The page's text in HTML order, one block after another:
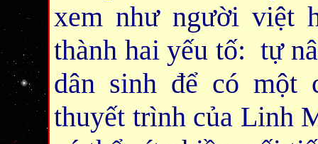
xem như người việt
thành hai yếu tố: tự
dân sinh để có một
thuyết trình của Linh